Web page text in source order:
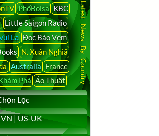
PhốBolsa KBC
Little Saigon Radio
Lạ Đọc Báo Vẹm
N. Xuân Nghiã
Australia France
Phá Ảo Thuật
Lọc
| US-UK
Latest News By Country